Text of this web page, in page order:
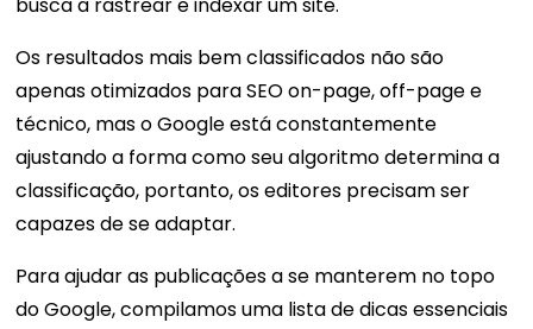
Os resultados mais bem classificados não são
apenas otimizados para SEO on-page, off-page e
técnico, mas o Google está constantemente
ajustando a forma como seu algoritmo determina a
classificação, portanto, os editores precisam ser
capazes de se adaptar.
Para ajudar as publicações a se manterem no topo
do Google, compilamos uma lista de dicas essenciais